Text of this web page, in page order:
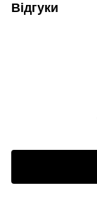
Відгуки